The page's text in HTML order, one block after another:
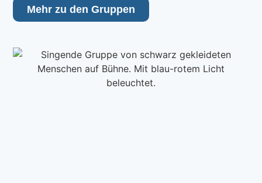
Mehr zu den Gruppen